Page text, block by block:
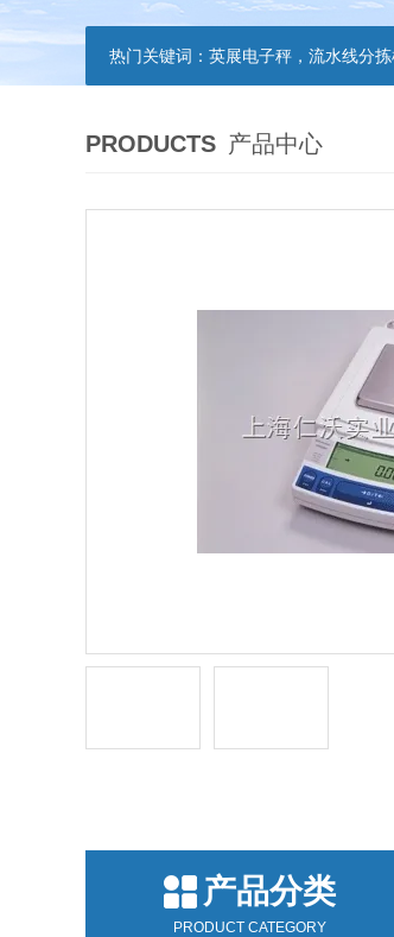
热门关键词： 英展电子秤，流水线分拣机
PRODUCTS 产品中心
产品分类
PRODUCT CATEGORY